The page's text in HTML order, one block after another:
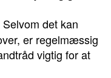
Selvom det kan
er regelmæssig
vigtig for at